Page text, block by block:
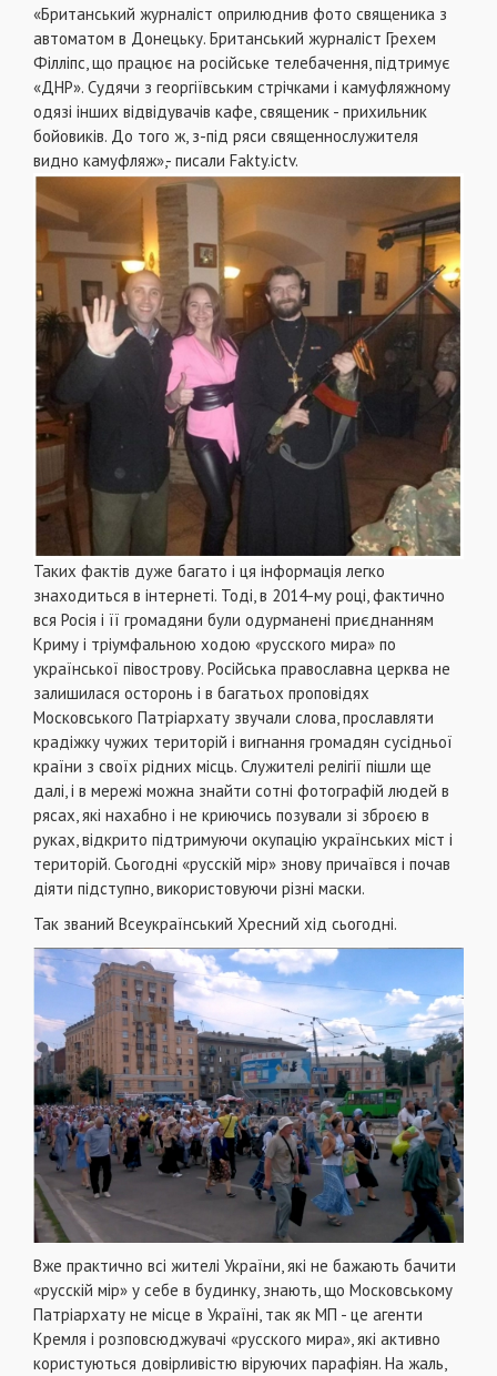
«Британський журналіст оприлюднив фото священика з
автоматом в Донецьку. Британський журналіст Грехем
Філліпс, що працює на російське телебачення, підтримує
«ДНР». Судячи з георгіївським стрічками і камуфляжному
одязі інших відвідувачів кафе, священик - прихильник
бойовиків. До того ж, з-під ряси священнослужителя
видно камуфляж»,- писали Fakty.ictv.
Таких фактів дуже багато і ця інформація легко
знаходиться в інтернеті. Тоді, в 2014-му році, фактично
вся Росія і її громадяни були одурманені приєднанням
Криму і тріумфальною ходою «русского мира» по
української півострову. Російська православна церква не
залишилася осторонь і в багатьох проповідях
Московського Патріархату звучали слова, прославляти
крадіжку чужих територій і вигнання громадян сусідньої
країни з своїх рідних місць. Служителі релігії пішли ще
далі, і в мережі можна знайти сотні фотографій людей в
рясах, які нахабно і не криючись позували зі зброєю в
руках, відкрито підтримуючи окупацію українських міст і
територій. Сьогодні «русскій мір» знову причаївся і почав
діяти підступно, використовуючи різні маски.
Так званий Всеукраїнський Хресний хід сьогодні.
Вже практично всі жителі України, які не бажають бачити
«русскій мір» у себе в будинку, знають, що Московському
Патріархату не місце в Україні, так як МП - це агенти
Кремля і розповсюджувачі «русского мира», які активно
користуються довірливістю віруючих парафіян. На жаль,